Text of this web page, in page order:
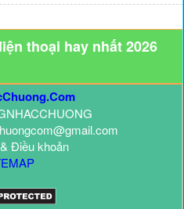
thoại hay nhất 2026
Điều khoản